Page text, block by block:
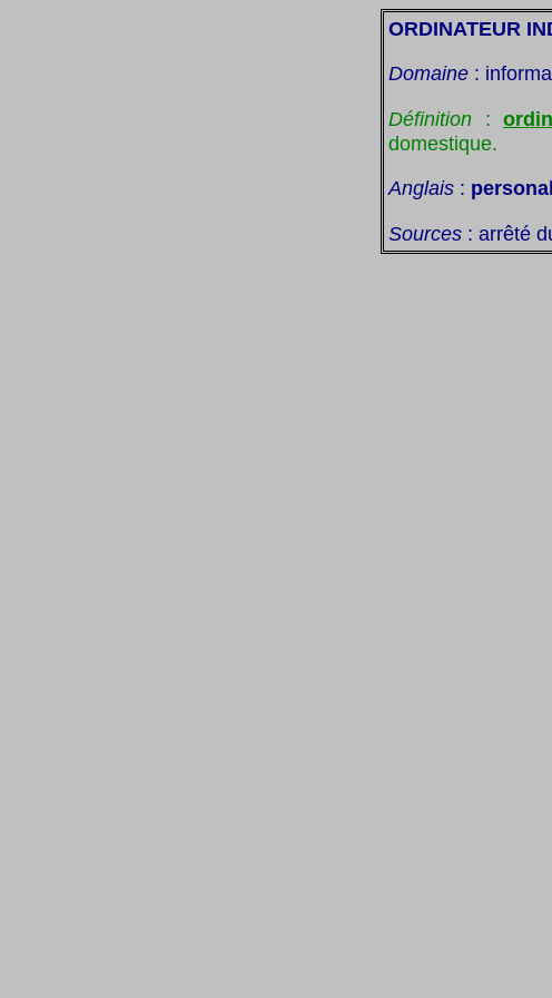
ORDINATEUR
Domaine :
Définition :
domestique.
Anglais :
Sources : arrêté